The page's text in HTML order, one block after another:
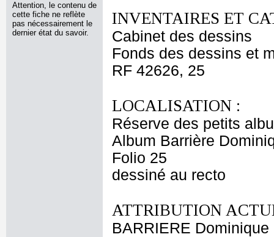
Attention, le contenu de
cette fiche ne reflète
pas nécessairement le
dernier état du savoir.
INVENTAIRES ET
Cabinet des dessins
Fonds des dessins et
RF 42626, 25
LOCALISATION :
Réserve des petits
Album Barrière
Folio 25
dessiné au recto
ATTRIBUTION
BARRIERE Dominique